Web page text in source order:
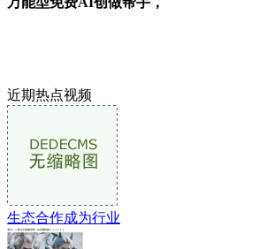
近期热点视频
生态合作成为行业